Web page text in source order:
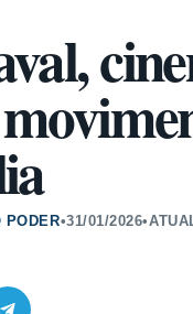
PODER•31/01/2026•